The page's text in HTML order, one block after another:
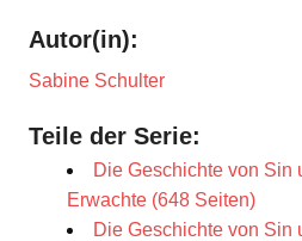
Autor(in):
Sabine Schulter
Teile der Serie:
Die Geschichte von Sin
Erwachte (648 Seiten)
Die Geschichte von Sin